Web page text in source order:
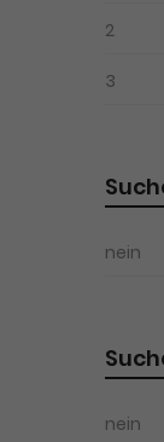
2
3
nein
nein